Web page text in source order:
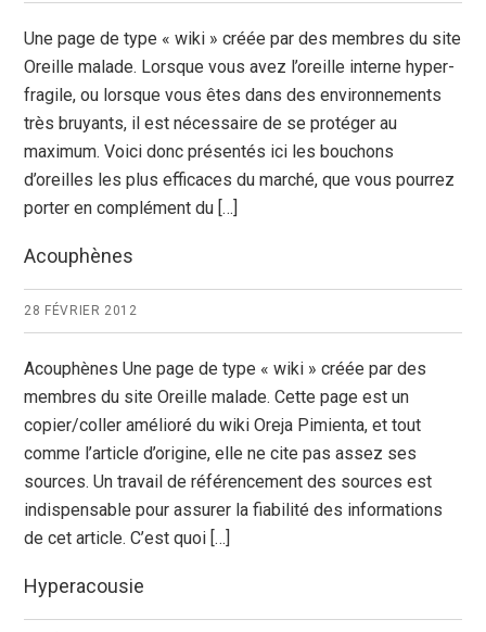
Une page de type « wiki » créée par des membres du site
Oreille malade. Lorsque vous avez l’oreille interne hyper-
fragile, ou lorsque vous êtes dans des environnements
très bruyants, il est nécessaire de se protéger au
maximum. Voici donc présentés ici les bouchons
d’oreilles les plus efficaces du marché, que vous pourrez
porter en complément du […]
Acouphènes
28 FÉVRIER 2012
Acouphènes Une page de type « wiki » créée par des
membres du site Oreille malade. Cette page est un
copier/coller amélioré du wiki Oreja Pimienta, et tout
comme l’article d’origine, elle ne cite pas assez ses
sources. Un travail de référencement des sources est
indispensable pour assurer la fiabilité des informations
de cet article. C’est quoi […]
Hyperacousie